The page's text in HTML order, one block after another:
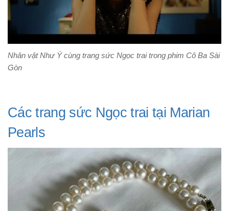
Nhân vật Như Ý cùng trang sức Ngọc trai trong phim Cô Ba Sài
Gòn
Các trang sức Ngọc trai tại Marian
Pearls